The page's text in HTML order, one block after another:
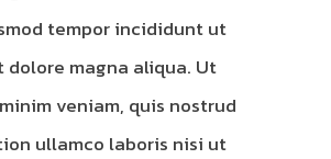
tempor incididunt ut
dolore magna aliqua. Ut
veniam, quis nostrud
ullamco laboris nisi ut